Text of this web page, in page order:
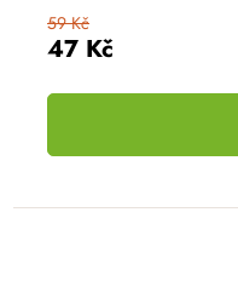
47 Kč
59 Kč